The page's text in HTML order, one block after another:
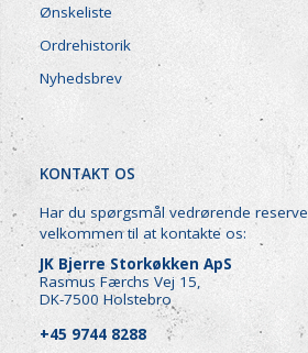
Ønskeliste
Ordrehistorik
Nyhedsbrev
KONTAKT OS
Har du spørgsmål vedrørende
velkommen til at kontakte os:
JK Bjerre Storkøkken ApS
Rasmus Færchs Vej 15,
DK-7500 Holstebro
+45 9744 8288